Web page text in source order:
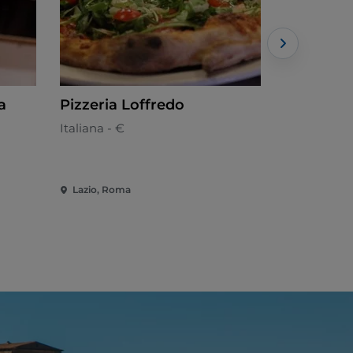
Pizzeria Loffredo
Italiana - €
Lazio, Roma